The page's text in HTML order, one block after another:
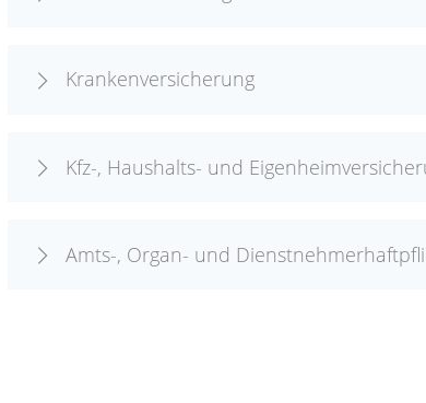
Krankenversicherung
Kfz-, Haushalts- und
Amts-, Organ- und